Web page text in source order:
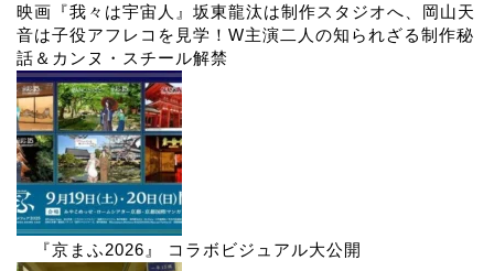
映画『我々は宇宙人』坂東龍汰は制作スタジオへ、岡山天
音は子役アフレコを見学！W主演二人の知られざる制作秘
話＆カンヌ・スチール解禁
『京まふ2026』 コラボビジュアル大公開